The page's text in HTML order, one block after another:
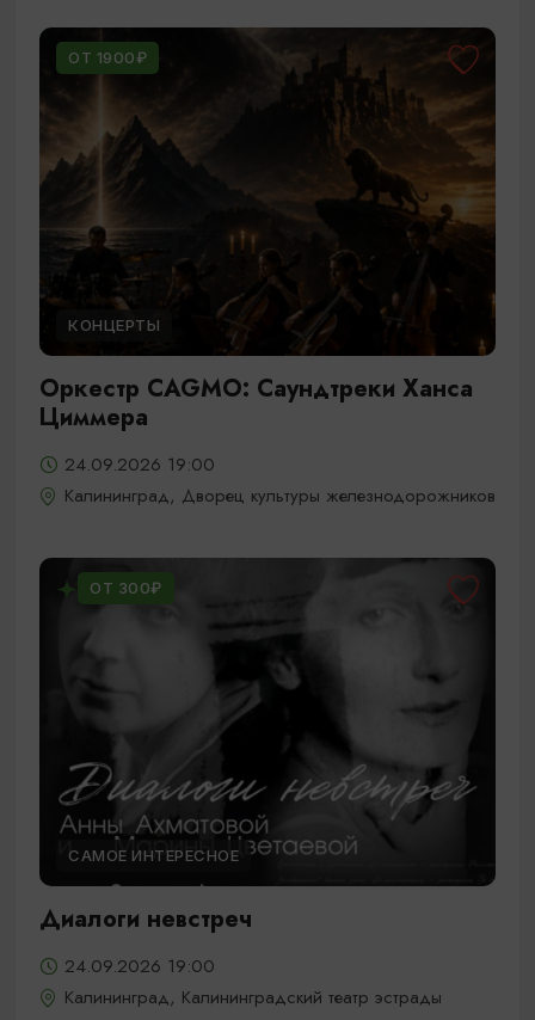
ОТ 1900₽
КОНЦЕРТЫ
Оркестр CAGMO: Саундтреки Ханса
Циммера
24.09.2026 19:00
Калининград, Дворец культуры железнодорожников
ОТ 300₽
САМОЕ ИНТЕРЕСНОЕ
Диалоги невстреч
24.09.2026 19:00
Калининград, Калининградский театр эстрады